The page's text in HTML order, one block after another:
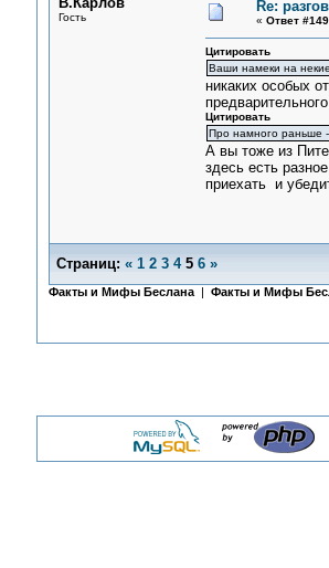
Гость
Re:
« Ответ
Цитировать
Ваши намеки на
никаких особых
Цитировать
Про намного раньше
А вы тоже из
здесь есть
приехать и
Страниц: « 1 2 3 4 5 6 »
Факты и Мифы Беслана| Факты и Мифы